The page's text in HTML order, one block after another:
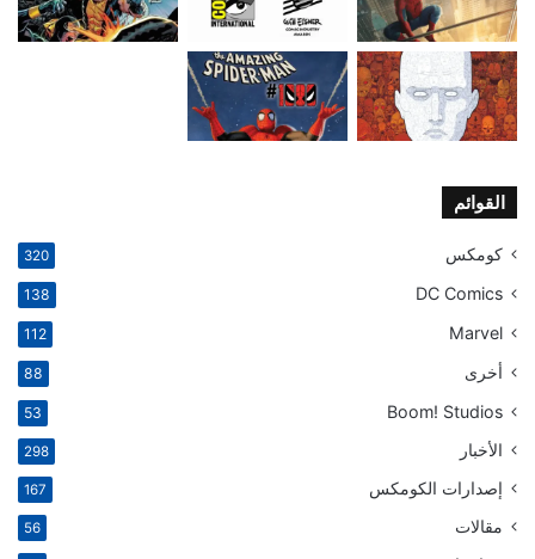
القوائم
كومكس 320
DC Comics
138
Marvel
112
أخرى 88
Boom! Studios
53
الأخبار 298
إصدارات الكومكس 167
مقالات 56